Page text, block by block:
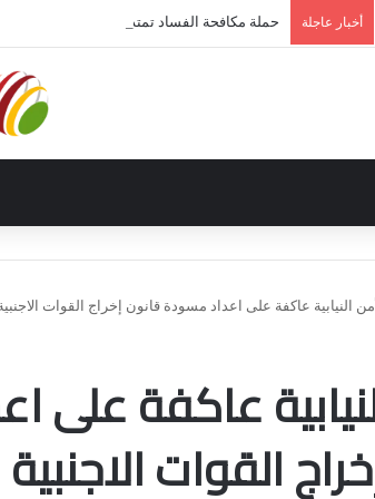
أخبار عاجلة حملة مكافحة الفساد تمتد إلى الديوانية..
النيابية عاكفة على اعداد مسودة قانون إخراج القوات
عاكفة على
القوات الاجنبية